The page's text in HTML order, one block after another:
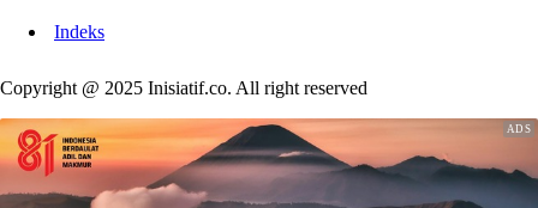
Indeks
Copyright @ 2025 Inisiatif.co. All right reserved